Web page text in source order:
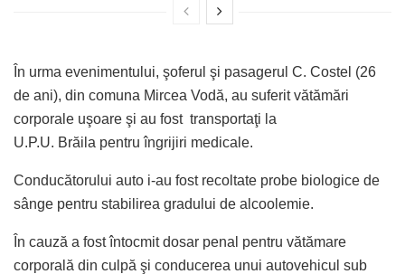
În urma evenimentului, şoferul şi pasagerul C. Costel (26
de ani), din comuna Mircea Vodă, au suferit vătămări
corporale uşoare şi au fost transportaţi la
U.P.U. Brăila pentru îngrijiri medicale.
Conducătorului auto i-au fost recoltate probe biologice de
sânge pentru stabilirea gradului de alcoolemie.
În cauză a fost întocmit dosar penal pentru vătămare
corporală din culpă şi conducerea unui autovehicul sub